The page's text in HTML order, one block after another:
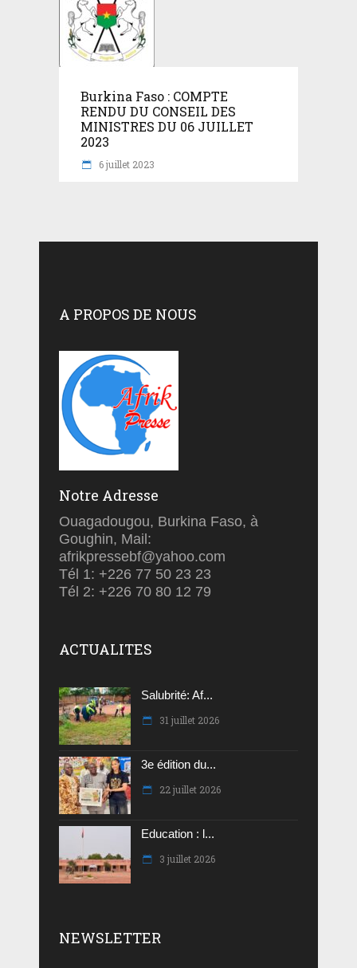
Burkina Faso : COMPTE
RENDU DU CONSEIL DES
MINISTRES DU 06 JUILLET
2023
6 juillet 2023
A PROPOS DE NOUS
Notre Adresse
Ouagadougou, Burkina Faso, à
Goughin, Mail:
afrikpressebf@yahoo.com
Tél 1: +226 77 50 23 23
Tél 2: +226 70 80 12 79
ACTUALITES
Salubrité: Af...
31 juillet 2026
3e édition du...
22 juillet 2026
Education : l...
3 juillet 2026
NEWSLETTER